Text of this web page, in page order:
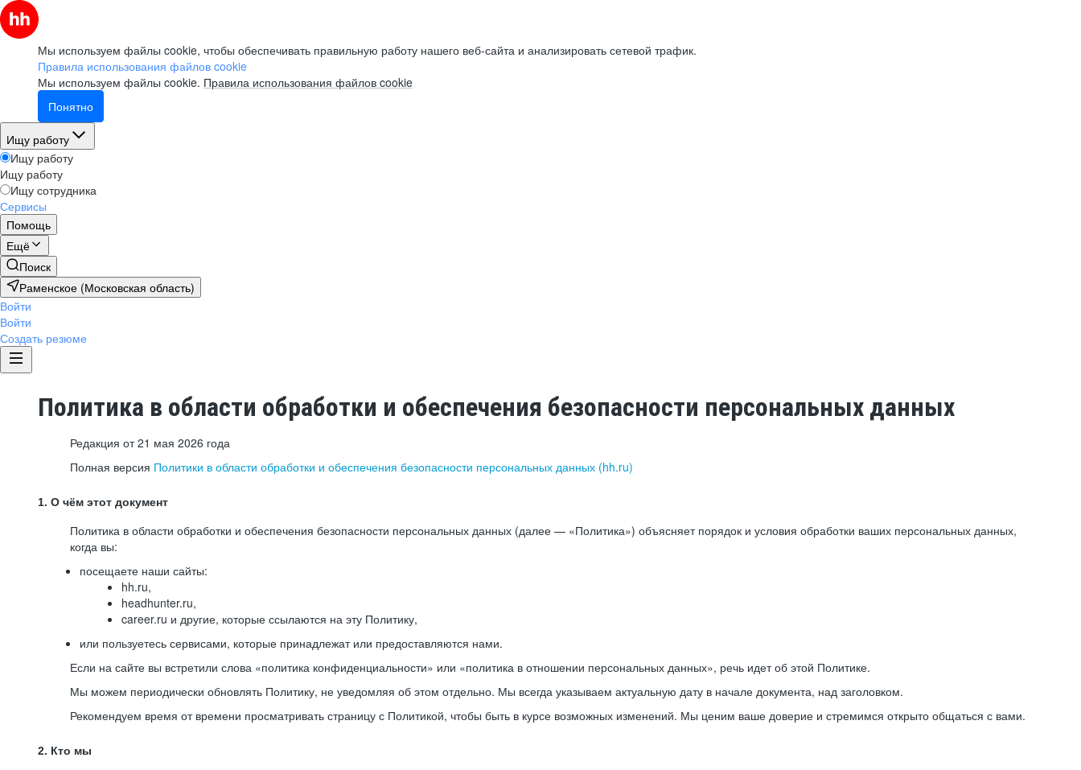
Мы используем файлы cookie, чтобы обеспечивать правильную работу нашего веб-сайта и анализировать сетевой трафик.
Правила использования файлов cookie
Мы используем файлы cookie. Правила использования файлов cookie
Понятно
Ищу работу
Ищу работу
Ищу работу
Ищу сотрудника
Сервисы
Помощь
Ещё
Поиск
Раменское (Московская область)
Войти
Войти
Создать резюме
Политика в области обработки и обеспечения безопасности персональных данных
Редакция от 21 мая 2026 года
Полная версия Политики в области обработки и обеспечения безопасности персональных данных (hh.ru)
1. О чём этот документ
Политика в области обработки и обеспечения безопасности персональных данных (далее — «Политика») объясняет порядок и условия обработки ваших персональных данных,
когда вы:
посещаете наши сайты:
hh.ru,
headhunter.ru,
career.ru и другие, которые ссылаются на эту Политику,
или пользуетесь сервисами, которые принадлежат или предоставляются нами.
Если на сайте вы встретили слова «политика конфиденциальности» или «политика в отношении персональных данных», речь идет об этой Политике.
Мы можем периодически обновлять Политику, не уведомляя об этом отдельно. Мы всегда указываем актуальную дату в начале документа, над заголовком.
Рекомендуем время от времени просматривать страницу с Политикой, чтобы быть в курсе возможных изменений. Мы ценим ваше доверие и стремимся открыто общаться с вами.
2. Кто мы